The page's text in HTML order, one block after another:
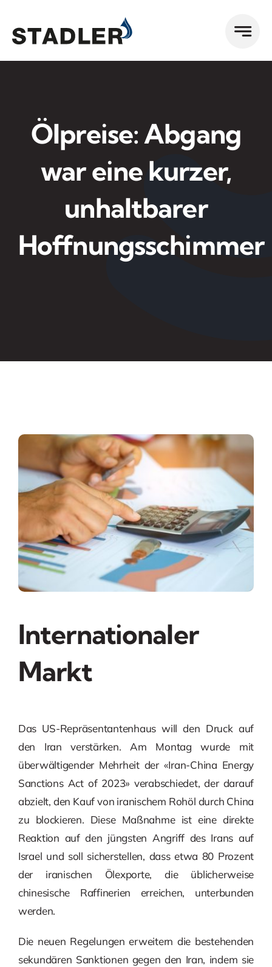
Inhalt
springen
Ölpreise: Abgang
war eine kurzer,
unhaltbarer
Hoffnungsschimmer
Internationaler
Markt
Das US-Repräsentantenhaus will den Druck auf
den Iran verstärken. Am Montag wurde mit
überwältigender Mehrheit der «Iran-China Energy
Sanctions Act of 2023» verabschiedet, der darauf
abzielt, den Kauf von iranischem Rohöl durch China
zu blockieren. Diese Maßnahme ist eine direkte
Reaktion auf den jüngsten Angriff des Irans auf
Israel und soll sicherstellen, dass etwa 80 Prozent
der iranischen Ölexporte, die üblicherweise
chinesische Raffinerien erreichen, unterbunden
werden.
Die neuen Regelungen erweitern die bestehenden
sekundären Sanktionen gegen den Iran, indem sie